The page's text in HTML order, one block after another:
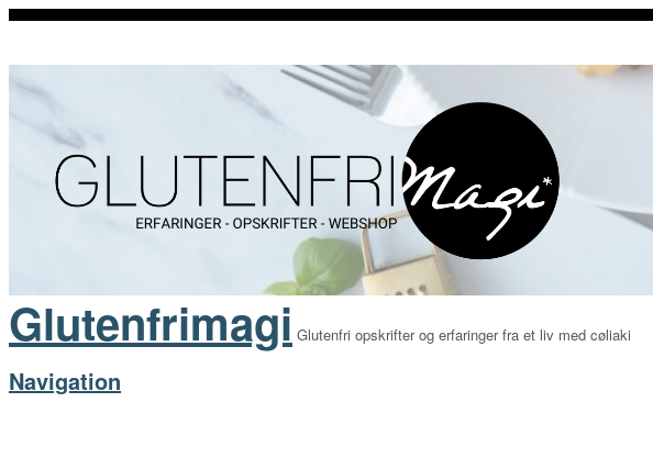
Glutenfrimagi Glutenfri opskrifter og erfaringer fra et liv med cøliaki
Navigation